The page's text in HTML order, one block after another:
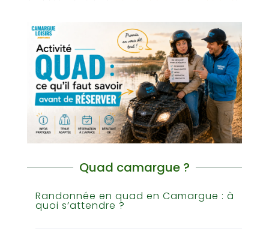
Quad camargue ?
Randonnée en quad en Camargue : à
quoi s’attendre ?